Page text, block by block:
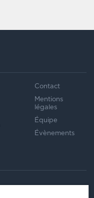
Contact
Mentions
légales
Équipe
Évènements